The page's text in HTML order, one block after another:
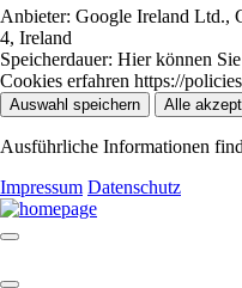
Anbieter: Google Ireland Ltd.,
4, Ireland
Speicherdauer: Hier können
Cookies erfahren https://
Auswahl speichern Alle
Ausführliche Informationen
Impressum Datenschutz